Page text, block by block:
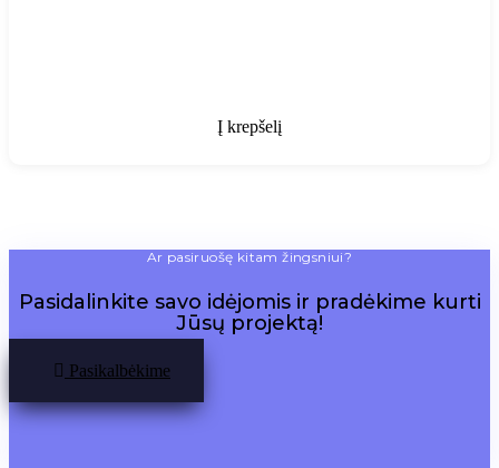
Į krepšelį
Ar pasiruošę kitam žingsniui?
Pasidalinkite savo idėjomis ir pradėkime kurti
Jūsų projektą!
Pasikalbėkime